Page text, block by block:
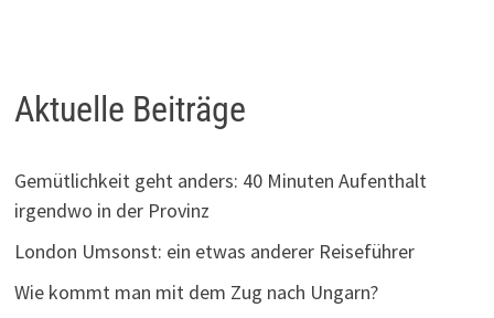
Aktuelle Beiträge
Gemütlichkeit geht anders: 40 Minuten Aufenthalt
irgendwo in der Provinz
London Umsonst: ein etwas anderer Reiseführer
Wie kommt man mit dem Zug nach Ungarn?